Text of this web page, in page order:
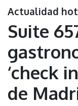
Actualidad
Suite
‘check
de